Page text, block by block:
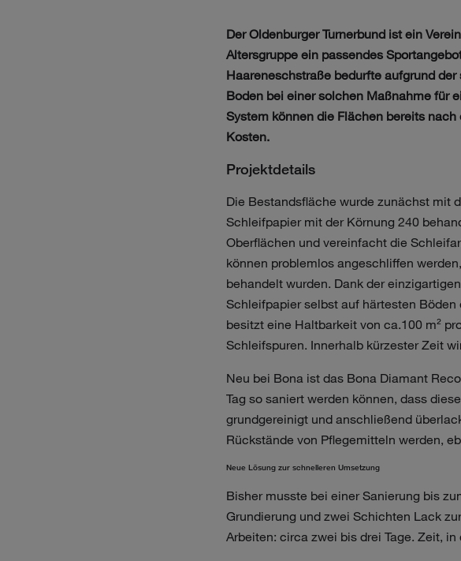
Der Oldenburger Turnerbund ist ein
Altersgruppe ein passendes
Haareneschstraße bedurfte aufgrund
Boden bei einer solchen Maßnahme für
System können die Flächen bereits
Kosten.
Projektdetails
Die Bestandsfläche wurde zunächst mit
Schleifpapier mit der Körnung 240
Oberflächen und vereinfacht die
können problemlos angeschliffen
behandelt wurden. Dank der
Schleifpapier selbst auf härtesten
besitzt eine Haltbarkeit von ca.100 m²
Schleifspuren. Innerhalb kürzester Zeit
Neu bei Bona ist das Bona Diamant
Tag so saniert werden können, dass
grundgereinigt und anschließend
Rückstände von Pflegemitteln werden,
Neue Lösung zur schnelleren Umsetzung
Bisher musste bei einer Sanierung bis
Grundierung und zwei Schichten Lack
Arbeiten: circa zwei bis drei Tage. Zeit,